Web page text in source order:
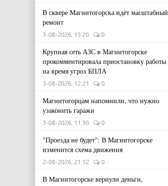
В сквере Магнитогорска идёт масштабный
ремонт
3-08-2026, 15:20 0
Крупная сеть АЗС в Магнитогорске
прокомментировала приостановку работы
на время угроз БПЛА
3-08-2026, 12:21 0
Магнитогорцам напомнили, что нужно
узаконить гаражи
3-08-2026, 11:30 0
"Проезда не будет": В Магнитогорске
изменится схема движения
2-08-2026, 21:32 0
В Магнитогорске вернули деньги,